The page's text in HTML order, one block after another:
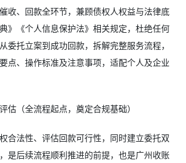
收、回款全环节，兼顾债权人权益与法律底
》《个人信息保护法》相关规定，杜绝任何
委托立案到成功回款，拆解完整服务流程，
点、操作标准及注意事项，适配个人及企业
估（全流程起点，奠定合规基础）
合法性、评估回款可行性，同时建立委托双
是后续流程顺利推进的前提，也是广州收账